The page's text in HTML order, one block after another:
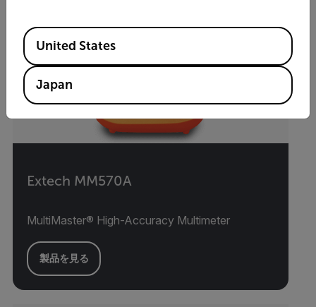
Extech MM570A
MultiMaster® High-Accuracy Multimeter
製品を見る
Available Locations
United States
Japan